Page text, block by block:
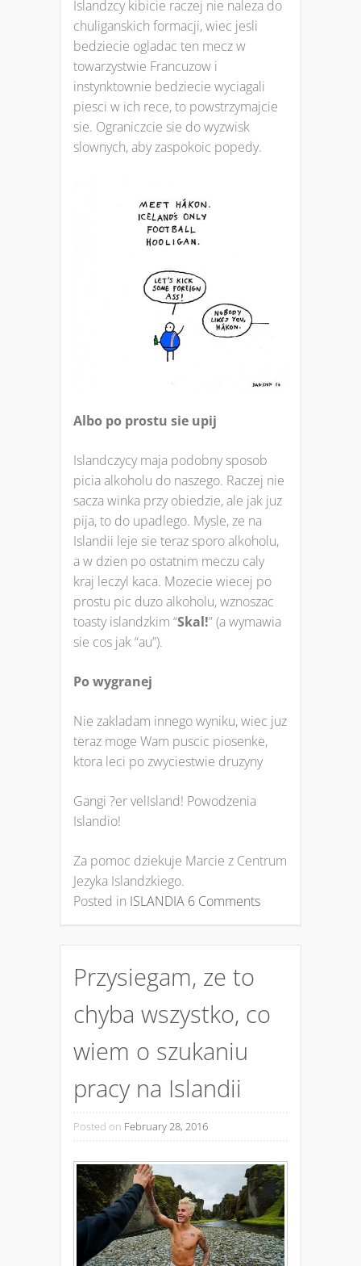
Islandzcy kibicie raczej nie naleza do
chuliganskich formacji, wiec jesli
bedziecie ogladac ten mecz w
towarzystwie Francuzow i
instynktownie bedziecie wyciagali
piesci w ich rece, to powstrzymajcie
sie. Ograniczcie sie do wyzwisk
slownych, aby zaspokoic popedy.
Albo po prostu sie upij
Islandczycy maja podobny sposob
picia alkoholu do naszego. Raczej nie
sacza winka przy obiedzie, ale jak juz
pija, to do upadlego. Mysle, ze na
Islandii leje sie teraz sporo alkoholu,
a w dzien po ostatnim meczu caly
kraj leczyl kaca. Mozecie wiecej po
prostu pic duzo alkoholu, wznoszac
toasty islandzkim “Skal!” (a wymawia
sie cos jak “au”).
Po wygranej
Nie zakladam innego wyniku, wiec juz
teraz moge Wam puscic piosenke,
ktora leci po zwyciestwie druzyny
Gangi ?er velIsland! Powodzenia
Islandio!
Za pomoc dziekuje Marcie z Centrum
Jezyka Islandzkiego.
Posted in ISLANDIA 6 Comments
Przysiegam, ze to
chyba wszystko, co
wiem o szukaniu
pracy na Islandii
Posted on February 28, 2016